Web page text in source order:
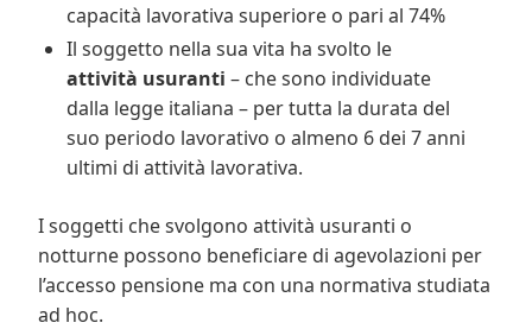
capacità lavorativa superiore o pari al 74%
Il soggetto nella sua vita ha svolto le
attività usuranti – che sono individuate
dalla legge italiana – per tutta la durata del
suo periodo lavorativo o almeno 6 dei 7 anni
ultimi di attività lavorativa.
I soggetti che svolgono attività usuranti o
notturne possono beneficiare di agevolazioni per
l’accesso pensione ma con una normativa studiata
ad hoc.